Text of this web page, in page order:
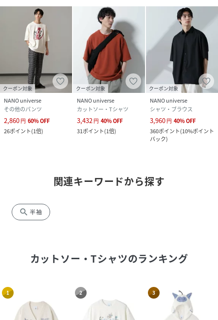
クーポン対象
NANO universe
その他のパンツ
2,860円 60%OFF
26ポイント(1倍)
クーポン対象
NANO universe
カットソー・Tシャツ
3,432 円 40%OFF
31ポイント(1倍)
クーポン対象
NANO universe
シャツ・ブラウス
3,960円 40%OFF
360ポイント(10%ポイント
バック)
関連キーワードから探す
search 半袖
カットソー・Tシャツのランキング
1 2 3